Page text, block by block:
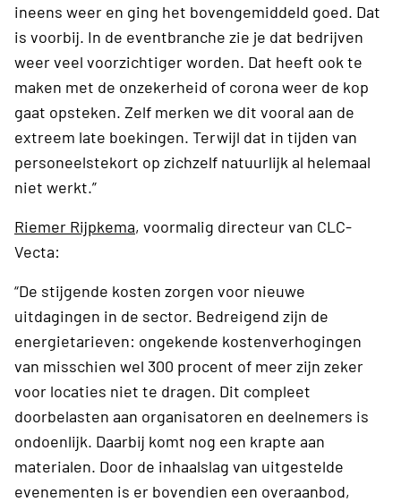
ineens weer en ging het bovengemiddeld goed. Dat
is voorbij. In de eventbranche zie je dat bedrijven
weer veel voorzichtiger worden. Dat heeft ook te
maken met de onzekerheid of corona weer de kop
gaat opsteken. Zelf merken we dit vooral aan de
extreem late boekingen. Terwijl dat in tijden van
personeelstekort op zichzelf natuurlijk al helemaal
niet werkt.”
Riemer Rijpkema, voormalig directeur van CLC-
Vecta:
“De stijgende kosten zorgen voor nieuwe
uitdagingen in de sector. Bedreigend zijn de
energietarieven: ongekende kostenverhogingen
van misschien wel 300 procent of meer zijn zeker
voor locaties niet te dragen. Dit compleet
doorbelasten aan organisatoren en deelnemers is
ondoenlijk. Daarbij komt nog een krapte aan
materialen. Door de inhaalslag van uitgestelde
evenementen is er bovendien een overaanbod,